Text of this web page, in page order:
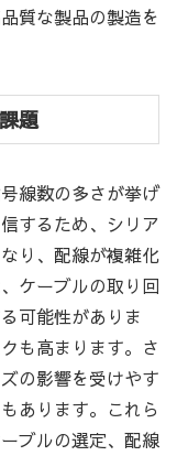
質な製品の製造を
題
線数の多さが挙げ
するため、シリア
り、配線が複雑化
ケーブルの取り回
可能性がありま
も高まります。さ
の影響を受けやす
あります。これら
ブルの選定、配線